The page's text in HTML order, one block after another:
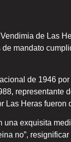
de Las
mandato
de 1946
representante
Las Heras
una exquisita
no”,